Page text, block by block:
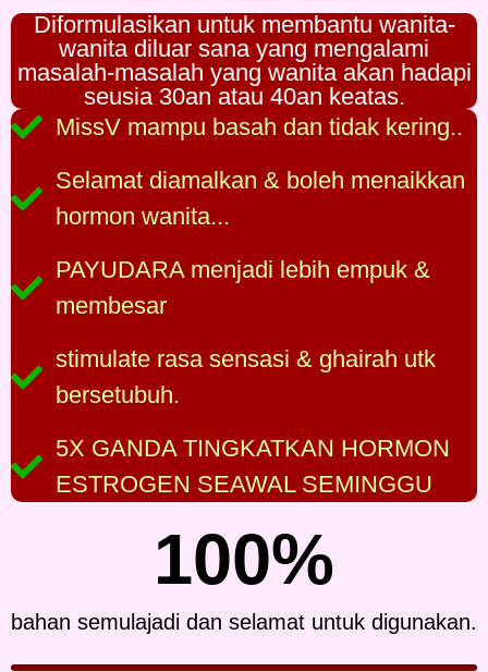
Diformulasikan untuk membantu wanita-
wanita diluar sana yang mengalami
masalah-masalah yang wanita akan hadapi
seusia 30an atau 40an keatas.
MissV mampu basah dan tidak kering..
Selamat diamalkan & boleh menaikkan
hormon wanita...
PAYUDARA menjadi lebih empuk &
membesar
stimulate rasa sensasi & ghairah utk
bersetubuh.
5X GANDA TINGKATKAN HORMON
ESTROGEN SEAWAL SEMINGGU
100%
bahan semulajadi dan selamat untuk digunakan.